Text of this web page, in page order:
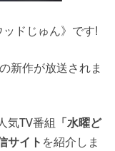
ッドじゅん》です!
の新作が放送されま
気TV番組
「水曜ど
サイト を紹介しま